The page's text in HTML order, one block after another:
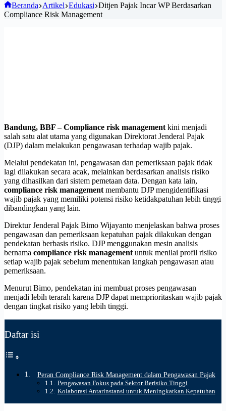
Beranda Artikel Edukasi Ditjen Pajak Incar WP Berdasarkan
Compliance Risk Management
Bandung, BBF –Compliance risk management kini menjadi
salah satu alat utama yang digunakan Direktorat Jenderal Pajak
(DJP) dalam melakukan pengawasan terhadap wajib pajak.
Melalui pendekatan ini, pengawasan dan pemeriksaan pajak tidak
lagi dilakukan secara acak, melainkan berdasarkan analisis risiko
yang dihasilkan dari sistem pemetaan data. Dengan kata lain,
compliance risk management membantu DJP mengidentifikasi
wajib pajak yang memiliki potensi risiko ketidakpatuhan lebih tinggi
dibandingkan yang lain.
Direktur Jenderal Pajak Bimo Wijayanto menjelaskan bahwa proses
pengawasan dan pemeriksaan kepatuhan pajak dilakukan dengan
pendekatan berbasis risiko. DJP menggunakan mesin analisis
bernama compliance risk management untuk menilai profil risiko
setiap wajib pajak sebelum menentukan langkah pengawasan atau
pemeriksaan.
Menurut Bimo, pendekatan ini membuat proses pengawasan
menjadi lebih terarah karena DJP dapat memprioritaskan wajib pajak
dengan tingkat risiko yang lebih tinggi.
Daftar isi
Peran Compliance Risk Management dalam Pengawasan Pajak
Pengawasan Fokus pada Sektor Berisiko Tinggi
Kolaborasi Antarinstansi untuk Meningkatkan Kepatuhan